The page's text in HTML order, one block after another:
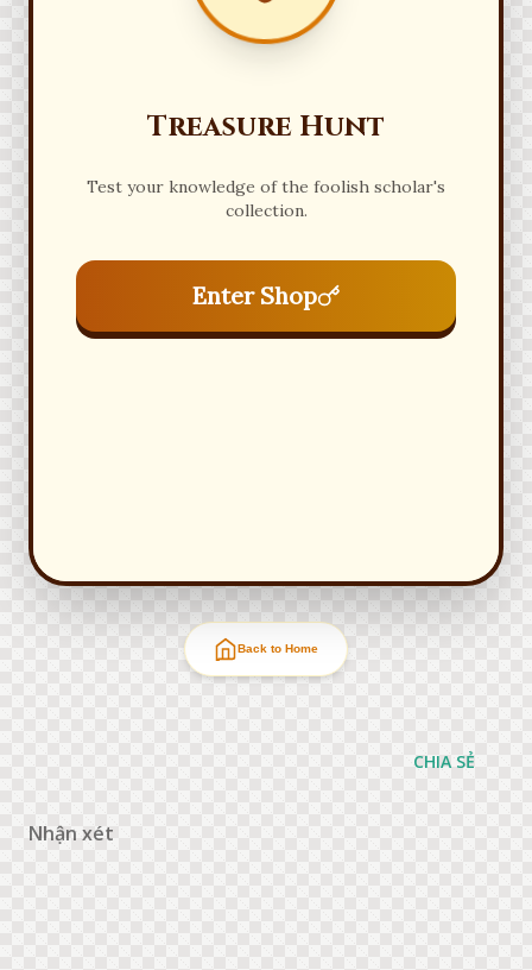
Treasure Hunt
Test your knowledge of the foolish scholar's
collection.
Enter Shop
Back to Home
CHIA SẺ
Nhận xét